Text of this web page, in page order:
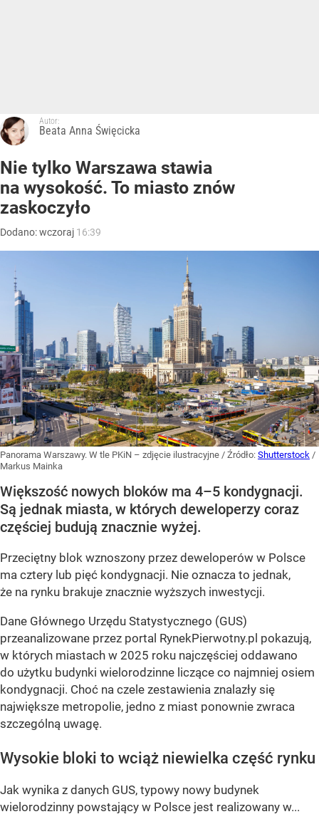
Autor:
Beata Anna Święcicka
Nie tylko Warszawa stawia
na wysokość. To miasto znów
zaskoczyło
Dodano:wczoraj 16:39
Panorama Warszawy. W tle PKiN – zdjęcie ilustracyjne / Źródło: Shutterstock /
Markus Mainka
Większość nowych bloków ma 4–5 kondygnacji.
Są jednak miasta, w których deweloperzy coraz
częściej budują znacznie wyżej.
Przeciętny blok wznoszony przez deweloperów w Polsce
ma cztery lub pięć kondygnacji. Nie oznacza to jednak,
że na rynku brakuje znacznie wyższych inwestycji.
Dane Głównego Urzędu Statystycznego (GUS)
przeanalizowane przez portal RynekPierwotny.pl pokazują,
w których miastach w 2025 roku najczęściej oddawano
do użytku budynki wielorodzinne liczące co najmniej osiem
kondygnacji. Choć na czele zestawienia znalazły się
największe metropolie, jedno z miast ponownie zwraca
szczególną uwagę.
Wysokie bloki to wciąż niewielka część rynku
Jak wynika z danych GUS, typowy nowy budynek
wielorodzinny powstający w Polsce jest realizowany w...